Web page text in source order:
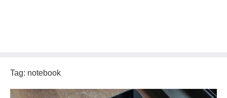
Tag: notebook